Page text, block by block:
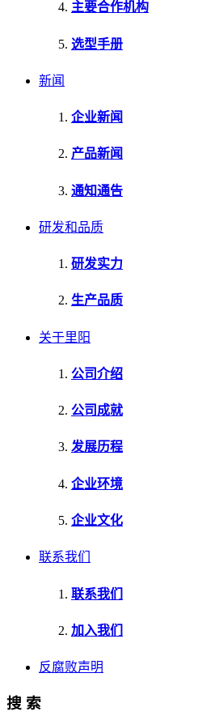
主要合作机构
选型手册
新闻
企业新闻
产品新闻
通知通告
研发和品质
研发实力
生产品质
关于里阳
公司介绍
公司成就
发展历程
企业环境
企业文化
联系我们
联系我们
加入我们
反腐败声明
搜 索